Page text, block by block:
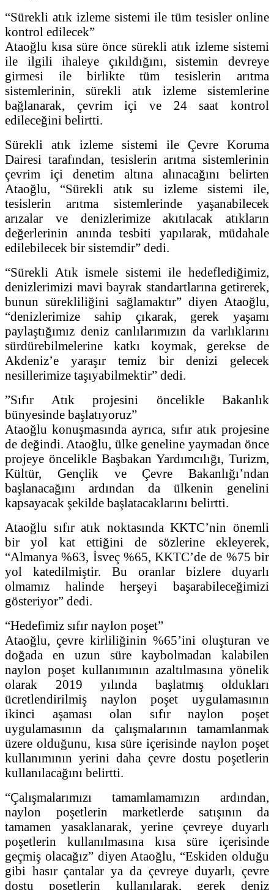
“Sürekli atık izleme sistemi ile tüm tesisler online
kontrol edilecek”
Ataoğlu kısa süre önce sürekli atık izleme sistemi
ile ilgili ihaleye çıkıldığını, sistemin devreye
girmesi ile birlikte tüm tesislerin arıtma
sistemlerinin, sürekli atık izleme sistemlerine
bağlanarak, çevrim içi ve 24 saat kontrol
edileceğini belirtti.
Sürekli atık izleme sistemi ile Çevre Koruma
Dairesi tarafından, tesislerin arıtma sistemlerinin
çevrim içi denetim altına alınacağını belirten
Ataoğlu, “Sürekli atık su izleme sistemi ile,
tesislerin arıtma sistemlerinde yaşanabilecek
arızalar ve denizlerimize akıtılacak atıkların
değerlerinin anında tesbiti yapılarak, müdahale
edilebilecek bir sistemdir” dedi.
“Sürekli Atık ismele sistemi ile hedeflediğimiz,
denizlerimizi mavi bayrak standartlarına getirerek,
bunun sürekliliğini sağlamaktır” diyen Ataoğlu,
“denizlerimize sahip çıkarak, gerek yaşamı
paylaştığımız deniz canlılarımızın da varlıklarını
sürdürebilmelerine katkı koymak, gerekse de
Akdeniz’e yaraşır temiz bir denizi gelecek
nesillerimize taşıyabilmektir” dedi.
”Sıfır Atık projesini öncelikle Bakanlık
bünyesinde başlatıyoruz”
Ataoğlu konuşmasında ayrıca, sıfır atık projesine
de değindi. Ataoğlu, ülke geneline yaymadan önce
projeye öncelikle Başbakan Yardımcılığı, Turizm,
Kültür, Gençlik ve Çevre Bakanlığı’ndan
başlanacağını ardından da ülkenin genelini
kapsayacak şekilde başlatacaklarını belirtti.
Ataoğlu sıfır atık noktasında KKTC’nin önemli
bir yol kat ettiğini de sözlerine ekleyerek,
“Almanya %63, İsveç %65, KKTC’de de %75 bir
yol katedilmiştir. Bu oranlar bizlere duyarlı
olmamız halinde herşeyi başarabileceğimizi
gösteriyor” dedi.
“Hedefimiz sıfır naylon poşet”
Ataoğlu, çevre kirliliğinin %65’ini oluşturan ve
doğada en uzun süre kaybolmadan kalabilen
naylon poşet kullanımının azaltılmasına yönelik
olarak 2019 yılında başlatmış oldukları
ücretlendirilmiş naylon poşet uygulamasının
ikinci aşaması olan sıfır naylon poşet
uygulamasının da çalışmalarının tamamlanmak
üzere olduğunu, kısa süre içerisinde naylon poşet
kullanımının yerini daha çevre dostu poşetlerin
kullanılacağını belirtti.
“Çalışmalarımızı tamamlamamızın ardından,
naylon poşetlerin marketlerde satışının da
tamamen yasaklanarak, yerine çevreye duyarlı
poşetlerin kullanılmasına kısa süre içerisinde
geçmiş olacağız” diyen Ataoğlu, “Eskiden olduğu
gibi hasır çantalar ya da çevreye duyarlı, çevre
dostu poşetlerin kullanılarak, gerek deniz